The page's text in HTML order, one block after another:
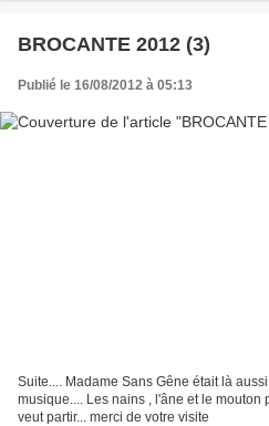
BROCANTE 2012 (3)
Publié le 16/08/2012 à 05:13
Suite.... Madame Sans Gêne était là
musique.... Les nains , l'âne et le mouton
veut partir... merci de votre visite